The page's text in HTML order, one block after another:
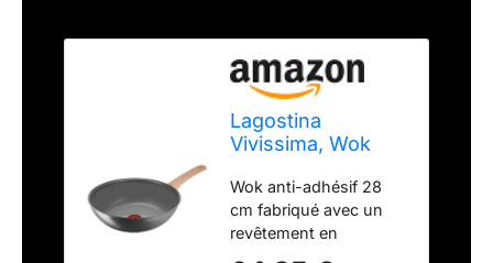
Lagostina
Vivissima, Wok
cm avec manche
long, revêtement
en céramique,
Wok anti-adhésif 28
cm fabriqué avec un
revêtement en